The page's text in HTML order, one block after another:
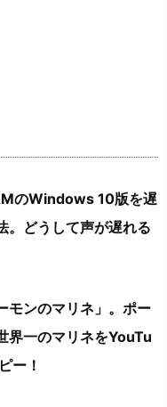
のWindows 10版を遅
。どうして声が遅れる
モンのマリネ」。ポー
界一のマリネをYouTu
ー！